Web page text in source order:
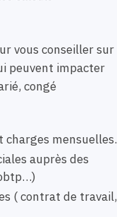
vous conseiller sur
peuvent impacter
congé
charges mensuelles.
auprès des
( contrat de travail,